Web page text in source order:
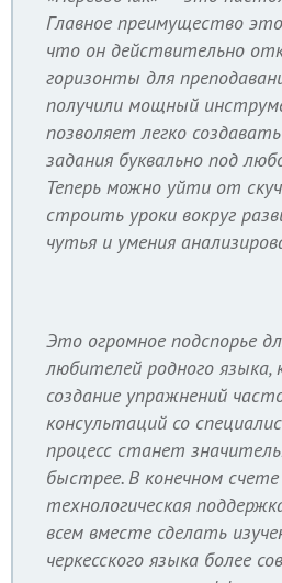
Главное преимущество
что он действительно
горизонты для
получили мощный
позволяет легко
задания буквально под
Теперь можно уйти от
строить уроки вокруг
чутья и умения
Это огромное подспорье
любителей родного языка,
создание упражнений
консультаций со
процесс станет
быстрее. В конечном
технологическая
всем вместе сделать
черкесского языка более